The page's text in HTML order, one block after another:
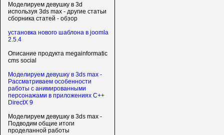
Моделируем девушку в 3d
используя 3ds max - другие статьи
сборника статей - обзор
установка нового шаблона в joomla
2.5.4
Описание продукта megainformatic
cms social
Моделируем девушку в 3ds max -
Рассматриваем особенности
работы с анимированными
персонажами в приложениях C++
DirectX 9
Моделируем девушку в 3ds max -
Подводим общие итоги
проделанной работы